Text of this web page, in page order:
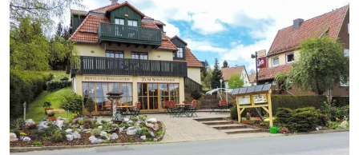
Für 6 Tage p.P. ab599,00 €
Suite/n